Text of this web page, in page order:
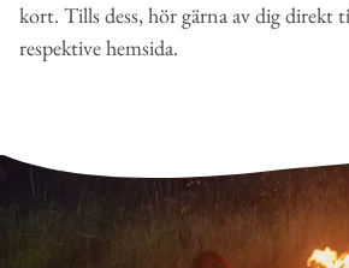
kort. Tills dess, hör gärna av dig direkt
respektive hemsida.